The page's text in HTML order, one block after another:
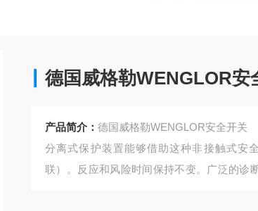
德国威格勒WENGLOR安
产品简介：德国威格勒WENGLOR安全开关
分离式保护装置能够借助这种非接触式安
联）。反应和风险时间保持不变。广泛的诊